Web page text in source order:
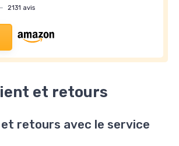
2131 avis
et retours
retours avec le service